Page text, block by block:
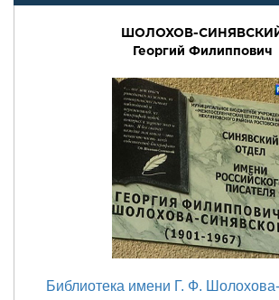
ШОЛОХОВ-
Георгий Филиппович
Библиотека имени Г. Ф.